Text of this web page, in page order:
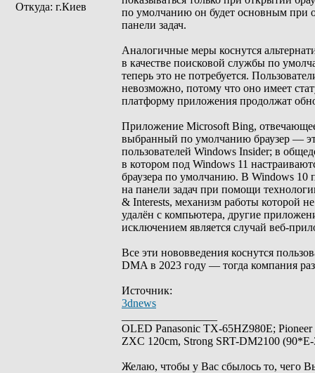
Откуда: г.Киев
по умолчанию он будет основным при
панели задач.
Аналогичные меры коснутся
в качестве поисковой службы по
теперь это не потребуется.
невозможно, потому что оно имеет
платформу приложения продолжат
Приложение Microsoft Bing, отвечающее
выбранный по умолчанию браузер —
пользователей Windows Insider; в
в котором под Windows 11
браузера по умолчанию. В Windows 10
на панели задач при помощи
& Interests, механизм работы которой
удалён с компьютера, другие
исключением является случай веб-
Все эти нововведения коснутся
DMA в 2023 году — тогда компания
Источник:
3dnews
OLED Panasonic TX-65HZ980E;
ZXC 120cm, Strong SRT-DM2100
Желаю, чтобы у Вас сбылось то, чего